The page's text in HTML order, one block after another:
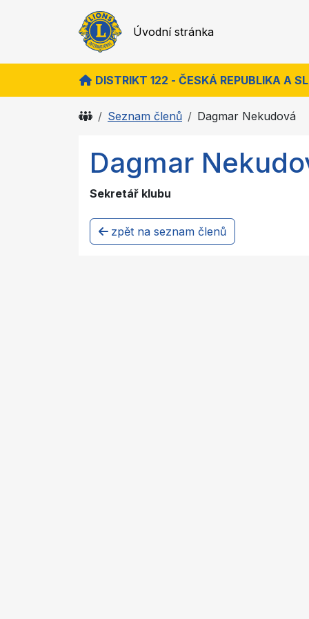
Úvodní stránka
DISTRIKT 122 - ČESKÁ REPUBLIKA A
Seznam členů Dagmar Nekudová
Dagmar
Sekretář klubu
zpět na seznam členů